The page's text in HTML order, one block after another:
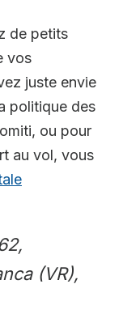
de petits
vos
juste envie
politique des
ou pour
au vol, vous
(VR),